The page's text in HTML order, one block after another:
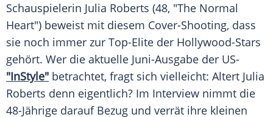
Schauspielerin Julia Roberts (48, "The Normal
Heart") beweist mit diesem Cover-Shooting, dass
sie noch immer zur Top-Elite der Hollywood-Stars
gehört. Wer die aktuelle Juni-Ausgabe der US-
"InStyle" betrachtet, fragt sich vielleicht: Altert Julia
Roberts denn eigentlich? Im Interview nimmt die
48-Jährige darauf Bezug und verrät ihre kleinen